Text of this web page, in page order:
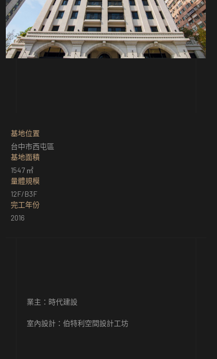
基地位置
台中市西屯區
基地面積
1547 ㎡
量體規模
12F/B3F
完工年份
2016
業主：時代建設
室內設計： 伯特利空間設計工坊